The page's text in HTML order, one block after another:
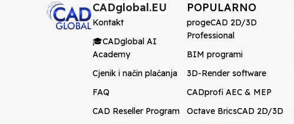
CADglobal.EU
Kontakt
🎓CADglobal AI
Academy
Cjenik i način plaćanja
FAQ
CAD Reseller Program
POPULARNO
progeCAD 2D/3D
Professional
BIM programi
3D-Render software
CADprofi AEC & MEP
Octave BricsCAD 2D/3D